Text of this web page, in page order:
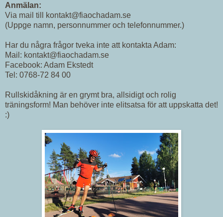
Anmälan:
Via mail till kontakt@fiaochadam.se
(Uppge namn, personnummer och telefonnummer.)
Har du några frågor tveka inte att kontakta Adam:
Mail: kontakt@fiaochadam.se
Facebook: Adam Ekstedt
Tel: 0768-72 84 00
Rullskidåkning är en grymt bra, allsidigt och rolig
träningsform! Man behöver inte elitsatsa för att uppskatta det!
:)